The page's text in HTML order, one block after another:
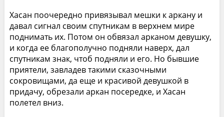
Хасан поочередно привязывал мешки к аркану и
давал сигнал своим спутникам в верхнем мире
поднимать их. Потом он обвязал арканом девушку,
и когда ее благополучно подняли наверх, дал
спутникам знак, чтоб подняли и его. Но бывшие
приятели, завладев такими сказочными
сокровищами, да еще и красивой девушкой в
придачу, обрезали аркан посередке, и Хасан
полетел вниз.